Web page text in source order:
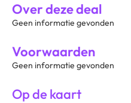
Over deze deal
Geen informatie gevonden
Voorwaarden
Geen informatie gevonden
Op de kaart